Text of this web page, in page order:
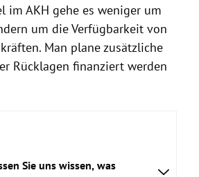
im AKH gehe es weniger um
um die Verfügbarkeit von
Man plane zusätzliche
Rücklagen finanziert werden
Sie uns wissen, was